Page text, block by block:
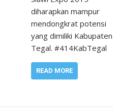
diharapkan mampur
mendongkrat potensi
yang dimiliki Kabupaten
Tegal. #414KabTegal
READ MORE